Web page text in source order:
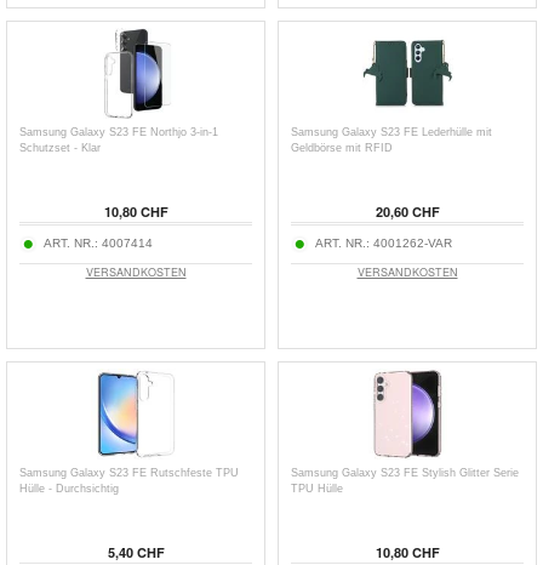
Samsung Galaxy S23 FE Northjo 3-in-1
Schutzset - Klar
10,80 CHF
ART. NR.: 4007414
VERSANDKOSTEN
Samsung Galaxy S23 FE Lederhülle mit
Geldbörse mit RFID
20,60 CHF
ART. NR.: 4001262-VAR
VERSANDKOSTEN
Samsung Galaxy S23 FE Rutschfeste TPU
Hülle - Durchsichtig
5,40 CHF
Samsung Galaxy S23 FE Stylish Glitter Serie
TPU Hülle
10,80 CHF